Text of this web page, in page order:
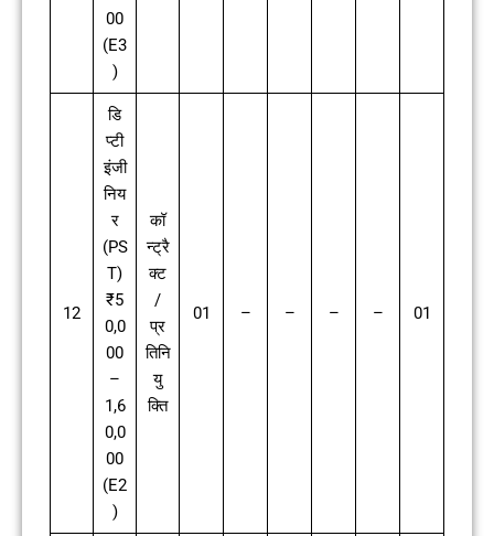
00
(E3
)
12
डि
प्टी
इंजी
निय
र
(PS
T)
₹5
0,0
00
–
1,6
0,0
00
(E2
)
कॉ
न्ट्रै
क्ट
/
प्र
तिनि
यु
क्ति
01 – – – – 01